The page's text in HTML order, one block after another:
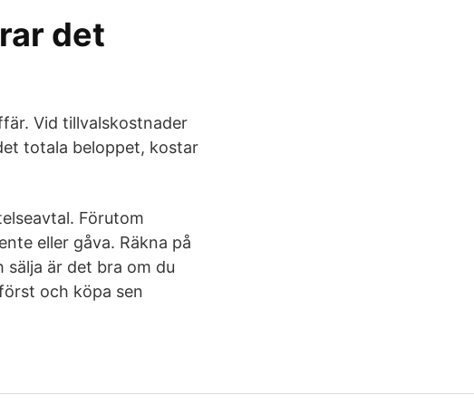
det
Vid tillvalskostnader
totala beloppet, kostar
Förutom
eller gåva. Räkna på
sälja är det bra om du
och köpa sen